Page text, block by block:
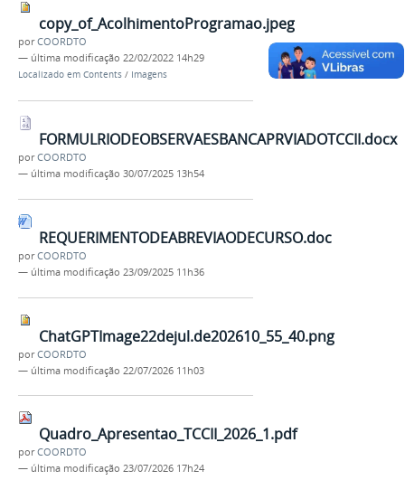
copy_of_AcolhimentoProgramao.jpeg
porCOORDTO
— última modificação 22/02/2022 14h29
Localizado em Contents / Imagens
FORMULRIODEOBSERVAESBANCAPRVIADOTCCII.docx
porCOORDTO
— última modificação 30/07/2025 13h54
REQUERIMENTODEABREVIAODECURSO.doc
porCOORDTO
— última modificação 23/09/2025 11h36
ChatGPTImage22dejul.de202610_55_40.png
porCOORDTO
— última modificação 22/07/2026 11h03
Quadro_Apresentao_TCCII_2026_1.pdf
porCOORDTO
— última modificação 23/07/2026 17h24